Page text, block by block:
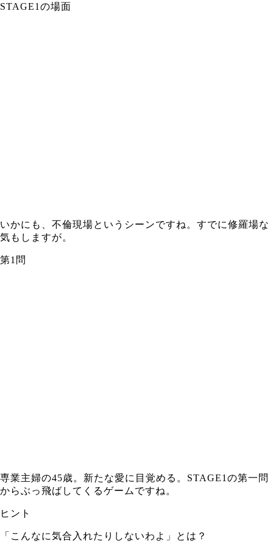
STAGE1の場面
いかにも、不倫現場というシーンですね。すでに修羅場な
気もしますが。
第1問
専業主婦の45歳。新たな愛に目覚める。STAGE1の第一問
からぶっ飛ばしてくるゲームですね。
ヒント
「こんなに気合入れたりしないわよ」とは？